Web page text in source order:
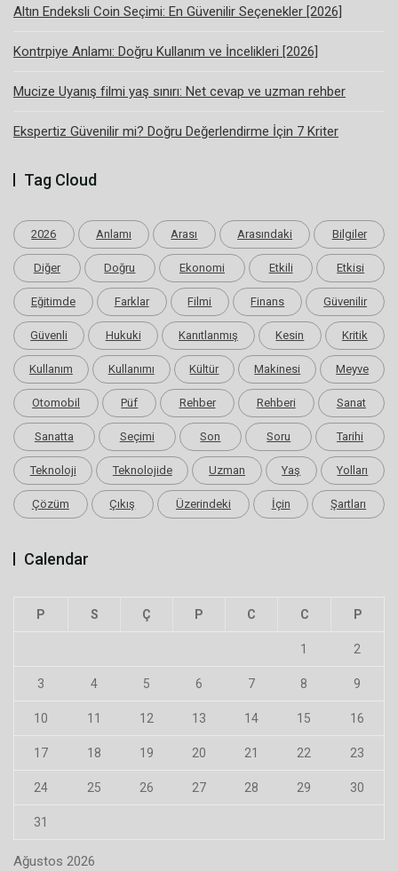
Altın Endeksli Coin Seçimi: En Güvenilir Seçenekler [2026]
Kontrpiye Anlamı: Doğru Kullanım ve İncelikleri [2026]
Mucize Uyanış filmi yaş sınırı: Net cevap ve uzman rehber
Ekspertiz Güvenilir mi? Doğru Değerlendirme İçin 7 Kriter
Tag Cloud
2026 Anlamı Arası Arasındaki Bilgiler
Diğer Doğru Ekonomi Etkili Etkisi
Eğitimde Farklar Filmi Finans Güvenilir
Güvenli Hukuki Kanıtlanmış Kesin Kritik
Kullanım Kullanımı Kültür Makinesi Meyve
Otomobil Püf Rehber Rehberi Sanat
Sanatta Seçimi Son Soru Tarihi
Teknoloji Teknolojide Uzman Yaş Yolları
Çözüm Çıkış Üzerindeki İçin Şartları
Calendar
Ağustos 2026
P S Ç P C C P
1 2
3 4 5 6 7 8 9
10 11 12 13 14 15 16
17 18 19 20 21 22 23
24 25 26 27 28 29 30
31